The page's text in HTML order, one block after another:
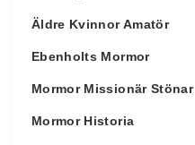
Äldre Kvinnor Amatör
Ebenholts Mormor
Mormor Missionär Stönar
Mormor Historia